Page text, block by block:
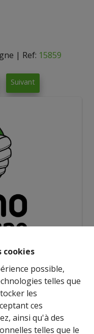
cookies
possible,
telles que
les
ces
ainsi qu'à des
telles que le
| Ref: 15859
Suivant
environ, avec pièce
de 1500,-euros par